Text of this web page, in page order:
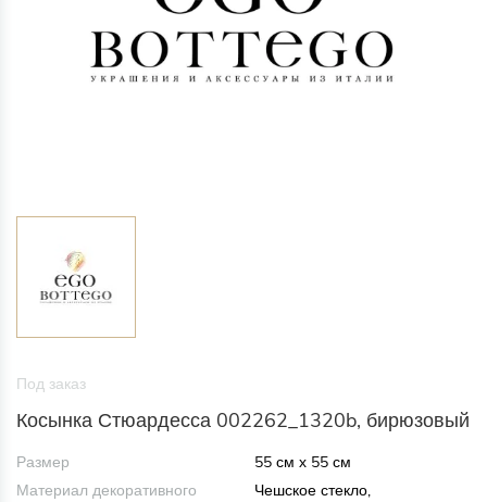
Под заказ
Косынка Стюардесса 002262_1320b, бирюзовый
Размер
55 см х 55 см
Материал декоративного
Чешское стекло,